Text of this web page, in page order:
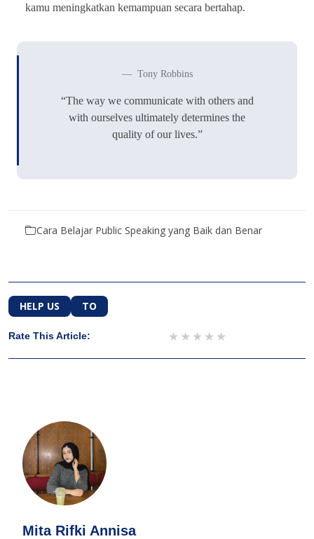
kamu meningkatkan kemampuan secara bertahap.
Tony Robbins
“The way we communicate with others and
with ourselves ultimately determines the
quality of our lives.”
Cara Belajar Public Speaking yang Baik dan Benar
HELP US TO
Rate This Article: 4 stars
3 stars
2 stars
1 star
Mita Rifki Annisa